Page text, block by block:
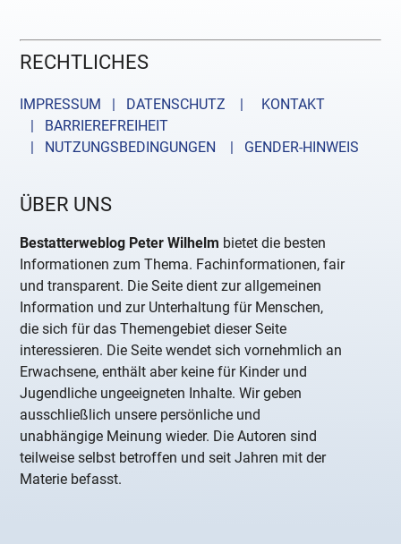
RECHTLICHES
IMPRESSUM | DATENSCHUTZ |
KONTAKT
| BARRIEREFREIHEIT
| NUTZUNGSBEDINGUNGEN
| GENDER-HINWEIS
ÜBER UNS
Bestatterweblog Peter Wilhelm bietet die besten
Informationen zum Thema. Fachinformationen, fair
und transparent. Die Seite dient zur allgemeinen
Information und zur Unterhaltung für Menschen,
die sich für das Themengebiet dieser Seite
interessieren. Die Seite wendet sich vornehmlich an
Erwachsene, enthält aber keine für Kinder und
Jugendliche ungeeigneten Inhalte. Wir geben
ausschließlich unsere persönliche und
unabhängige Meinung wieder. Die Autoren sind
teilweise selbst betroffen und seit Jahren mit der
Materie befasst.